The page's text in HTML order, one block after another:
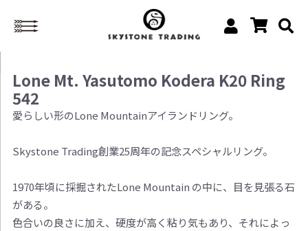
Lone Mt. Yasutomo Kodera K20 Ring
542
愛らしい形のLone Mountainアイランドリング。
Skystone Trading創業25周年の記念スペシャルリング。
1970年頃に採掘されたLone Mountain の中に、目を見張る石
がある。
色合いの良さに加え、硬度が高く粘り気もあり、それによっ